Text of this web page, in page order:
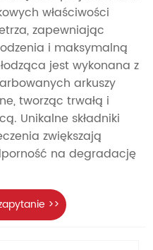
właściwości
zapewniając
i maksymalną
jest wykonana z
arkuszy
tworząc trwałą i
Unikalne składniki
zwiększają
na degradację
>>